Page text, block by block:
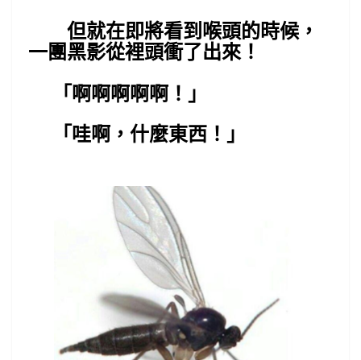
但就在即將看到喉頭的時候，
一團黑影從裡頭衝了出來！
「啊啊啊啊啊！ 」
「哇啊，什麼東西！」